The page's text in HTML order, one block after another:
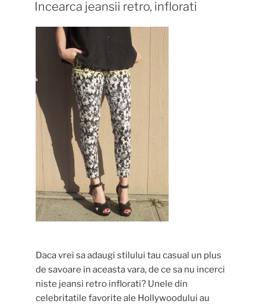
Incearca jeansii retro, inflorati
Daca vrei sa adaugi stilului tau casual un plus
de savoare in aceasta vara, de ce sa nu incerci
niste jeansi retro inflorati? Unele din
celebritatile favorite ale Hollywoodului au